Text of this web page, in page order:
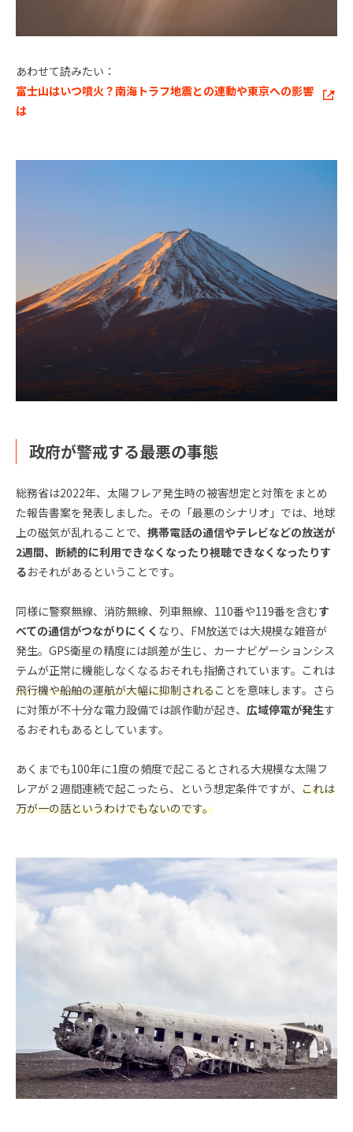
あわせて読みたい：
富士山はいつ噴火？南海トラフ地震との連動や東京への影響
は
政府が警戒する最悪の事態
総務省は2022年、太陽フレア発生時の被害想定と対策をまとめ
た報告書案を発表しました。その「最悪のシナリオ」では、地球
上の磁気が乱れることで、 携帯電話の通信やテレビなどの放送が
2週間、断続的に利用できなくなったり視聴できなくなったりす
るおそれがあるということです。
同様に警察無線、消防無線、列車無線、110番や119番を含むす
べての通信がつながりにくく なり、FM放送では大規模な雑音が
発生。GPS衛星の精度には誤差が生じ、カーナビゲーションシス
テムが正常に機能しなくなるおそれも指摘されています。これは
飛行機や船舶の運航が大幅に抑制されることを意味します。さら
に対策が不十分な電力設備では誤作動が起き、 広域停電が発生す
るおそれもあるとしています。
あくまでも100年に1度の頻度で起こるとされる大規模な太陽フ
レアが２週間連続で起こったら、という想定条件ですが、 これは
万が一の話というわけでもないのです。